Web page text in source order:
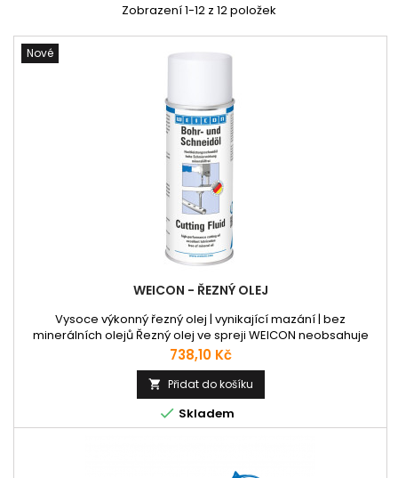
Zobrazení 1-12 z 12 položek
Nové
WEICON - ŘEZNÝ OLEJ
Vysoce výkonný řezný olej | vynikající mazání | bez
minerálních olejů Řezný olej ve spreji WEICON neobsahuje
minerální oleje. Díky mimořádně vysokému mazacímu účinku
umožňuje vyšší řezné rychlosti, delší životnost nástroje, a tím i
vyšší řezný výkon. Řeznou kapalinu WEICON lze použít k vrtání,
soustružení, frézování, vystružování, řezání, děrování a...
Cena
738,10 Kč
 Přidat do košíku
 Skladem